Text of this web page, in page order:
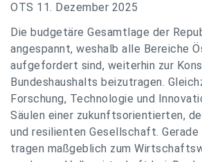
OTS 11. Dezember 2025
Die budgetäre Gesamtlage der
angespannt, weshalb alle Bereiche
aufgefordert sind, weiterhin zur
Bundeshaushalts beizutragen.
Forschung, Technologie und
Säulen einer zukunftsorientierten,
und resilienten Gesellschaft. Gerade
tragen maßgeblich zum